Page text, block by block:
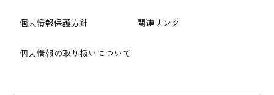
個人情報保護方針
個人情報の取り扱いについて
関連リンク